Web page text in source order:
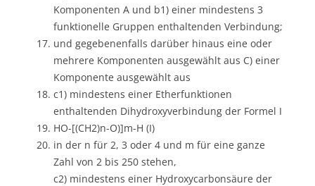
Komponenten A und b1) einer mindestens 3
funktionelle Gruppen enthaltenden Verbindung;
und gegebenenfalls darüber hinaus eine oder
mehrere Komponenten ausgewählt aus C) einer
Komponente ausgewählt aus
c1) mindestens einer Etherfunktionen
enthaltenden Dihydroxyverbindung der Formel I
HO-[(CH2)n-O)]m-H (I)
in der n für 2, 3 oder 4 und m für eine ganze
Zahl von 2 bis 250 stehen,
c2) mindestens einer Hydroxycarbonsäure der